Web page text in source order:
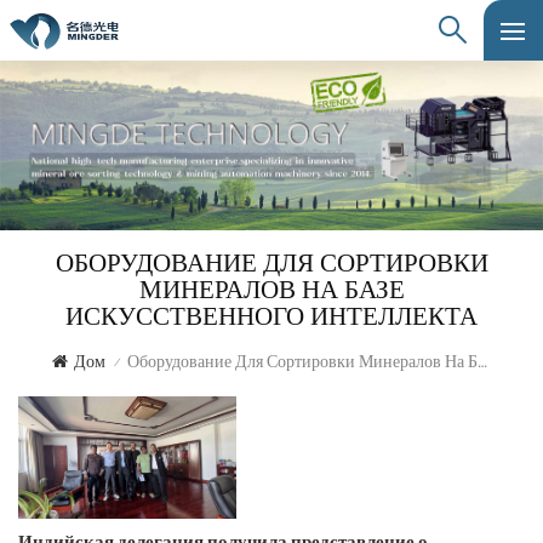
ОБОРУДОВАНИЕ ДЛЯ СОРТИРОВКИ
МИНЕРАЛОВ НА БАЗЕ
ИСКУССТВЕННОГО ИНТЕЛЛЕКТА
Дом / Оборудование Для Сортировки Минералов На Базе Искусственного Интеллекта